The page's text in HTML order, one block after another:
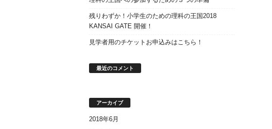
残りわずか！小学生のための理科の王国2018
KANSAI GATE 開催！
見学者用のチケットお申込みはこちら！
最近のコメント
アーカイブ
2018年6月